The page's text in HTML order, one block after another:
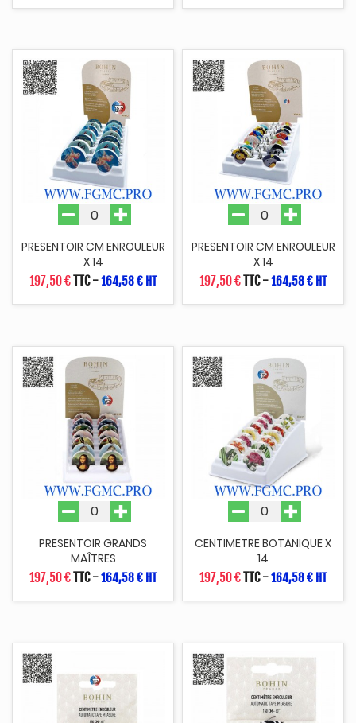
PRESENTOIR CM ENROULEUR
X 14
197,50 €TTC-164,58 € HT
PRESENTOIR CM ENROULEUR
X 14
197,50 €TTC-164,58 € HT
PRESENTOIR GRANDS
MAÎTRES
197,50 €TTC-164,58 € HT
CENTIMETRE BOTANIQUE X
14
197,50 €TTC-164,58 € HT